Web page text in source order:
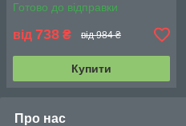
Готово до відправки
від 738 ₴ від 984 ₴
Купити
Про нас